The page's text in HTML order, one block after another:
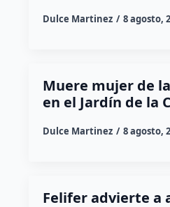
Dulce Martinez 8 agosto,
Muere mujer de
en el Jardín de la
Dulce Martinez 8 agosto,
Felifer advierte a